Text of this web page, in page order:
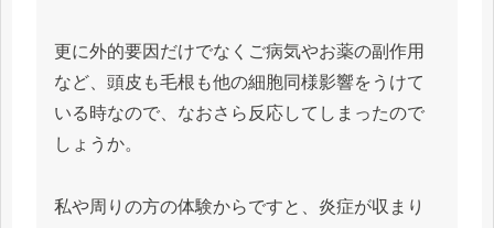
更に外的要因だけでなくご病気やお薬の副作用
など、頭皮も毛根も他の細胞同様影響をうけて
いる時なので、なおさら反応してしまったので
しょうか。
私や周りの方の体験からですと、炎症が収まり